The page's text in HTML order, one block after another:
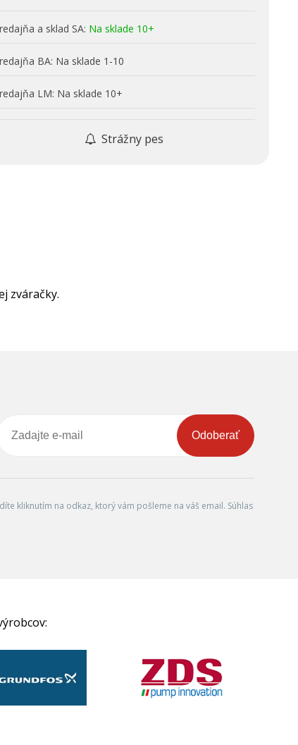
a sklad SA: Na sklade 10+
BA: Na sklade 1-10
LM: Na sklade 10+
Strážny pes
zváračky.
Odoberať
kliknutím na odkaz, ktorý vám pošleme na váš email. Súhlas